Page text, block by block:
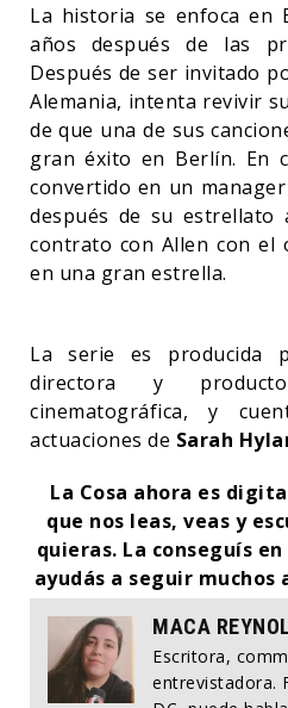
La historia se enfoca en
años después de las
Después de ser invitado
Alemania, intenta revivir
de que una de sus
gran éxito en Berlín. En
convertido en un
después de su estrellato
contrato con Allen con el
en una gran estrella.
La serie es producida
directora y
cinematográfica, y
actuaciones de Sarah
La Cosa ahora es
que nos leas, veas y
quieras. La conseguís en
ayudás a seguir muchos
MACA
Escritora,
entrevistadora.